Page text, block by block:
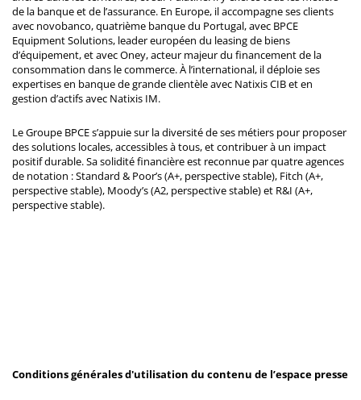
de la banque et de l’assurance. En Europe, il accompagne ses clients
avec novobanco, quatrième banque du Portugal, avec BPCE
Equipment Solutions, leader européen du leasing de biens
d’équipement, et avec Oney, acteur majeur du financement de la
consommation dans le commerce. À l’international, il déploie ses
expertises en banque de grande clientèle avec Natixis CIB et en
gestion d’actifs avec Natixis IM.
Le Groupe BPCE s’appuie sur la diversité de ses métiers pour proposer
des solutions locales, accessibles à tous, et contribuer à un impact
positif durable. Sa solidité financière est reconnue par quatre agences
de notation : Standard & Poor’s (A+, perspective stable), Fitch (A+,
perspective stable), Moody’s (A2, perspective stable) et R&I (A+,
perspective stable).
Conditions générales d'utilisation du contenu de l’espace presse